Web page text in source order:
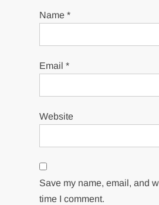
Name*
Email*
Website
Save my name, email, and
time I comment.